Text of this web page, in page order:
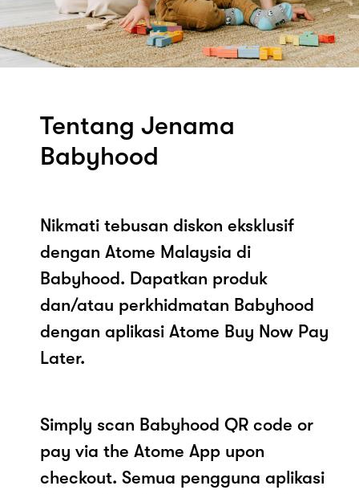
Tentang Jenama
Babyhood
Nikmati tebusan diskon eksklusif
dengan Atome Malaysia di
Babyhood. Dapatkan produk
dan/atau perkhidmatan Babyhood
dengan aplikasi Atome Buy Now Pay
Later.
Simply scan Babyhood QR code or
pay via the Atome App upon
checkout. Semua pengguna aplikasi